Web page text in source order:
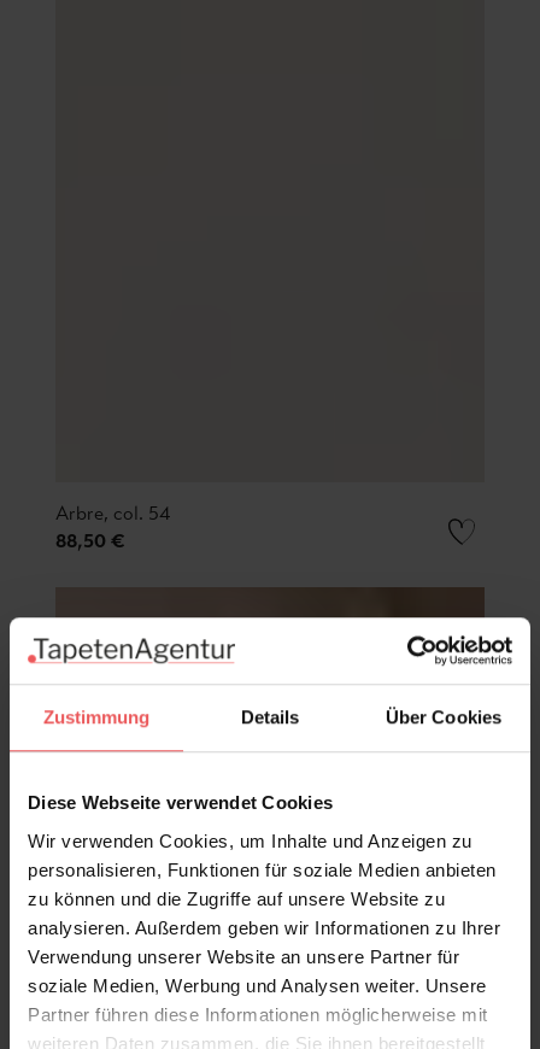
Zustimmung Details Über Cookies
Diese Webseite verwendet Cookies
Wir verwenden Cookies, um Inhalte und Anzeigen zu
personalisieren, Funktionen für soziale Medien anbieten
zu können und die Zugriffe auf unsere Website zu
analysieren. Außerdem geben wir Informationen zu Ihrer
Verwendung unserer Website an unsere Partner für
soziale Medien, Werbung und Analysen weiter. Unsere
Partner führen diese Informationen möglicherweise mit
weiteren Daten zusammen, die Sie ihnen bereitgestellt
Arbre, col. 54
88,50 €